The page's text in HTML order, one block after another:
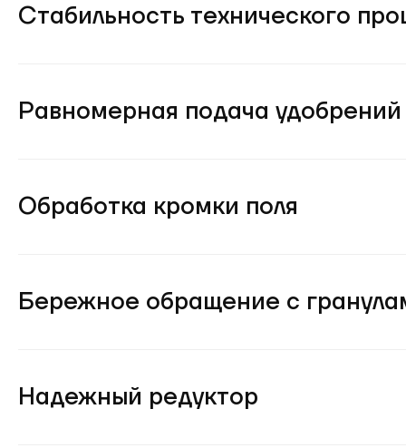
Стабильность технического
Равномерная подача удобрений
Обработка кромки поля
Бережное обращение с
Надежный редуктор